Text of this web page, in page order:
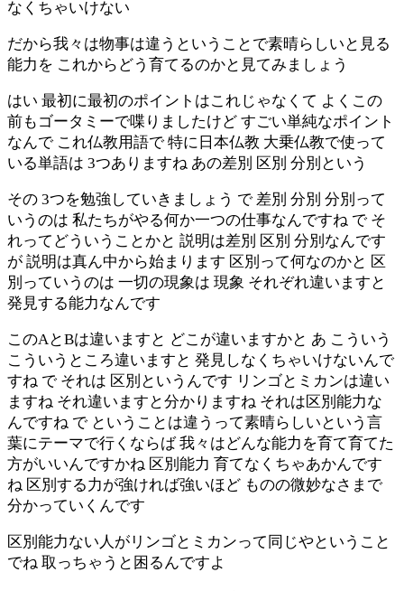
なくちゃいけない
だから我々は物事は違うということで素晴らしいと見る
能力を これからどう育てるのかと見てみましょう
はい 最初に最初のポイントはこれじゃなくて よくこの
前もゴータミーで喋りましたけど すごい単純なポイント
なんで これ仏教用語で 特に日本仏教 大乗仏教で使って
いる単語は 3つありますね あの差別 区別 分別という
その 3つを勉強していきましょう で 差別 分別 分別って
いうのは 私たちがやる何か一つの仕事なんですね で そ
れってどういうことかと 説明は差別 区別 分別なんです
が 説明は真ん中から始まります 区別って何なのかと 区
別っていうのは 一切の現象は 現象 それぞれ違いますと
発見する能力なんです
このAとBは違いますと どこが違いますかと あ こういう
こういうところ違いますと 発見しなくちゃいけないんで
すね で それは 区別というんです リンゴとミカンは違い
ますね それ違いますと分かりますね それは区別能力な
んですね で ということは違うって素晴らしいという言
葉にテーマで行くならば 我々はどんな能力を育て育てた
方がいいんですかね 区別能力 育てなくちゃあかんです
ね 区別する力が強ければ強いほど ものの微妙なさまで
分かっていくんです
区別能力ない人がリンゴとミカンって同じやということ
でね 取っちゃうと困るんですよ